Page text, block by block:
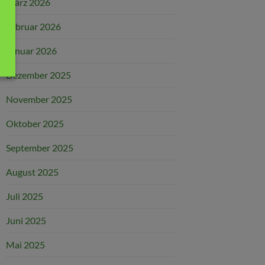
Februar 2026
Januar 2026
Dezember 2025
November 2025
Oktober 2025
September 2025
August 2025
Juli 2025
Juni 2025
Mai 2025